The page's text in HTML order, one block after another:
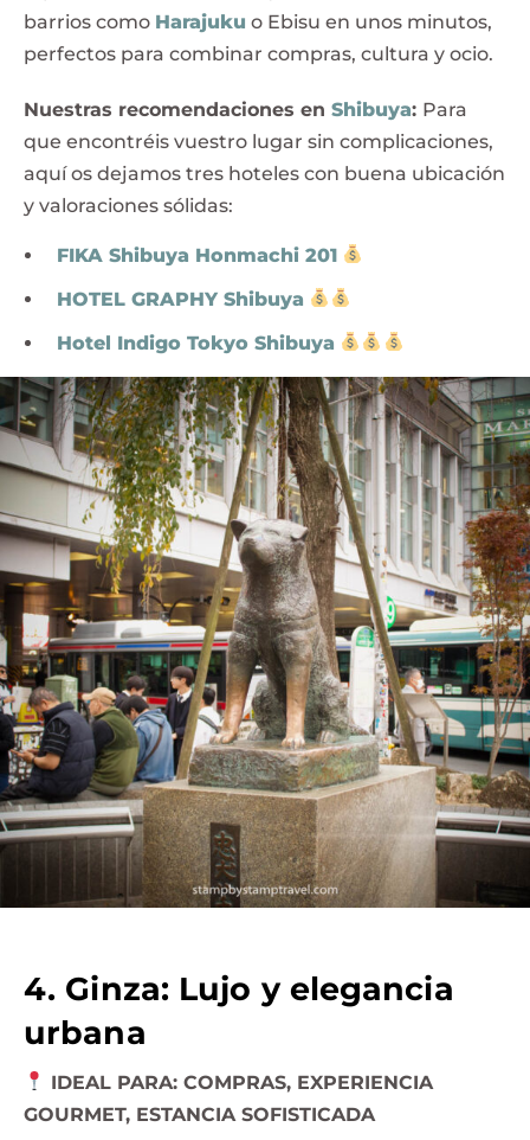
barrios como Harajuku o Ebisu en unos minutos,
perfectos para combinar compras, cultura y ocio.
Nuestras recomendaciones en Shibuya: Para
que encontréis vuestro lugar sin complicaciones,
aquí os dejamos tres hoteles con buena ubicación
y valoraciones sólidas:
FIKA Shibuya Honmachi 201
HOTEL GRAPHY Shibuya
Hotel Indigo Tokyo Shibuya
4. Ginza: Lujo y elegancia
urbana
IDEAL PARA: COMPRAS, EXPERIENCIA
GOURMET, ESTANCIA SOFISTICADA